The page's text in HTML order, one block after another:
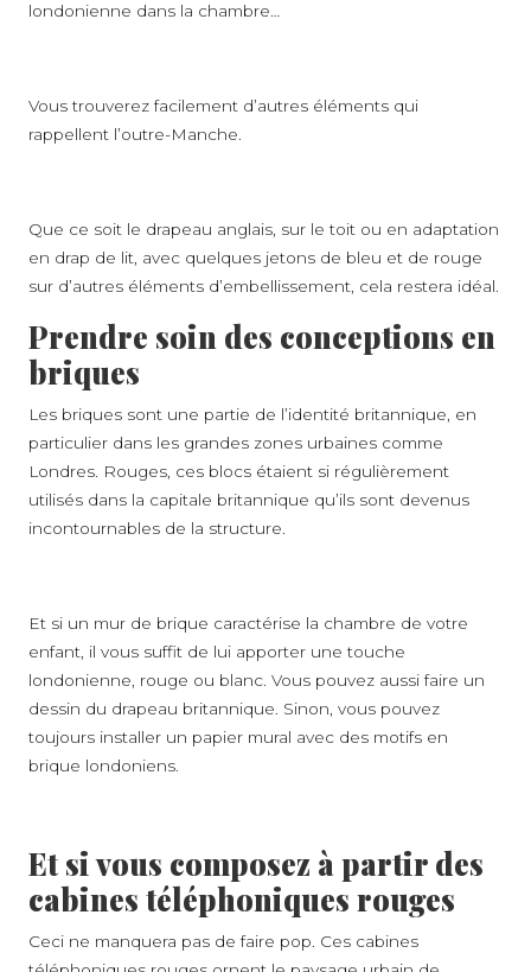
londonienne dans la chambre…
Vous trouverez facilement d’autres éléments qui
rappellent l’outre-Manche.
Que ce soit le drapeau anglais, sur le toit ou en adaptation
en drap de lit, avec quelques jetons de bleu et de rouge
sur d’autres éléments d’embellissement, cela restera idéal.
Prendre soin des conceptions en
briques
Les briques sont une partie de l’identité britannique, en
particulier dans les grandes zones urbaines comme
Londres. Rouges, ces blocs étaient si régulièrement
utilisés dans la capitale britannique qu’ils sont devenus
incontournables de la structure.
Et si un mur de brique caractérise la chambre de votre
enfant, il vous suffit de lui apporter une touche
londonienne, rouge ou blanc. Vous pouvez aussi faire un
dessin du drapeau britannique. Sinon, vous pouvez
toujours installer un papier mural avec des motifs en
brique londoniens.
Et si vous composez à partir des
cabines téléphoniques rouges
Ceci ne manquera pas de faire pop. Ces cabines
A PROPOS